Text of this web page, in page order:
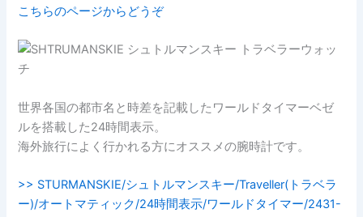
こちらのページからどうぞ
世界各国の都市名と時差を記載したワールドタイマーベゼ
ルを搭載した24時間表示。
海外旅行によく行かれる方にオススメの腕時計です。
>> STURMANSKIE/シュトルマンスキー/Traveller(トラベラ
ー)/オートマティック/24時間表示/ワールドタイマー/2431-